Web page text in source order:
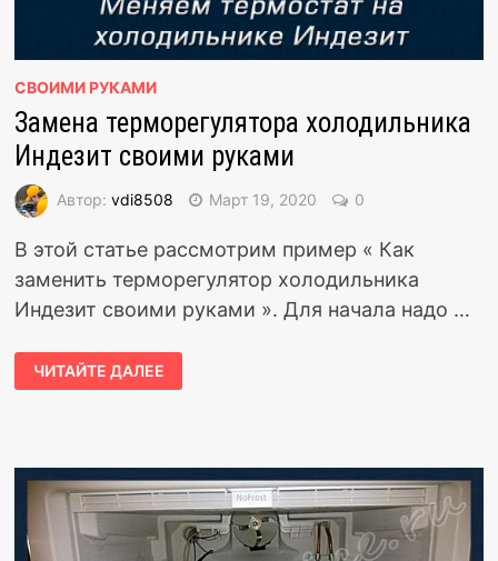
СВОИМИ РУКАМИ
Замена терморегулятора холодильника
Индезит своими руками
Автор: vdi8508 Март 19, 2020 0
В этой статье рассмотрим пример « Как
заменить терморегулятор холодильника
Индезит своими руками ». Для начала надо …
ЧИТАЙТЕ ДАЛЕЕ